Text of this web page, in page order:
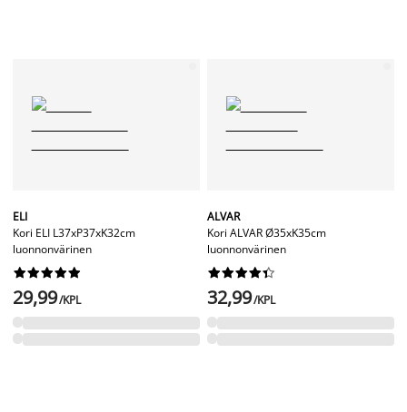
ELI
Kori ELI L37xP37xK32cm
luonnonvärinen






29,99/KPL
ALVAR
Kori ALVAR Ø35xK35cm
luonnonvärinen






32,99/KPL